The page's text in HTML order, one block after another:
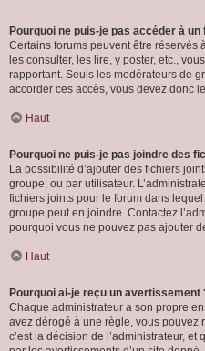
Pourquoi ne puis-je pas accéder à un
Certains forums peuvent être réservés
les consulter, les lire, y poster, etc.,
rapportant. Seuls les modérateurs de
accorder ces accès, vous devez donc
Haut
Pourquoi ne puis-je pas joindre des
La possibilité d’ajouter des fichiers
groupe, ou par utilisateur.
fichiers joints pour le forum dans
groupe peut en joindre. Contactez
pourquoi vous ne pouvez pas ajouter
Haut
Pourquoi ai-je reçu un avertissement
Chaque administrateur a son propre
avez dérogé à une règle, vous pouvez
c’est la décision de l’administrateur, et